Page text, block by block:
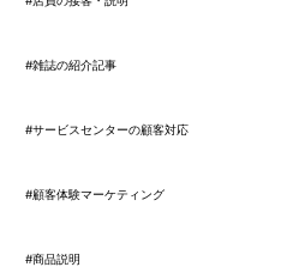
#雑誌の紹介記事
#サービスセンターの顧客対応
#顧客体験マーケティング
#商品説明